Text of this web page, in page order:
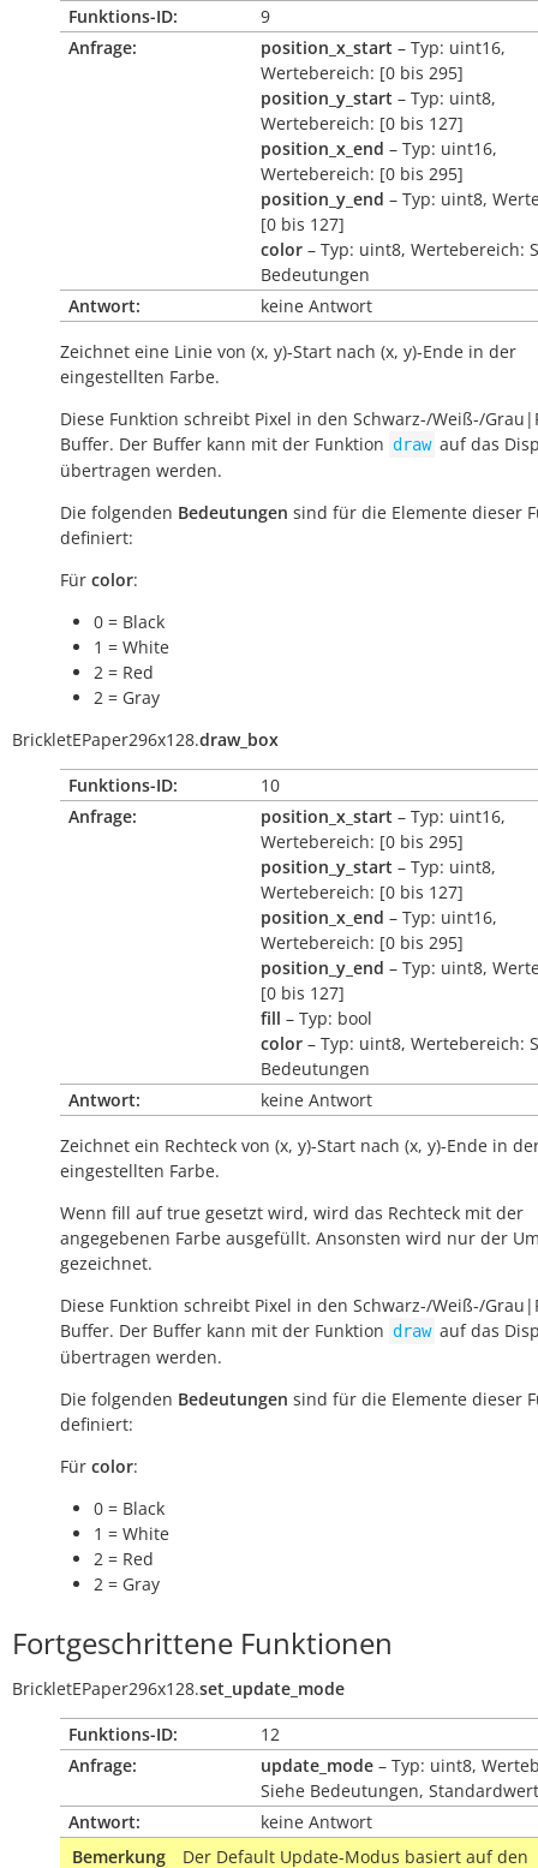
Funktions-ID:
9
Anfrage:
position_x_start – Typ: uint16,
Wertebereich: [0 bis 295]
position_y_start – Typ: uint8,
Wertebereich: [0 bis 127]
position_x_end – Typ: uint16,
Wertebereich: [0 bis 295]
position_y_end – Typ: uint8,
[0 bis 127]
color – Typ: uint8, Wertebereich:
Bedeutungen
Antwort:
keine Antwort
Zeichnet eine Linie von (x, y)-Start nach (x, y)-Ende in der
eingestellten Farbe.
Diese Funktion schreibt Pixel in den Schwarz-/Weiß-/
Buffer. Der Buffer kann mit der Funktion draw auf das
übertragen werden.
Die folgenden Bedeutungen sind für die Elemente dieser
definiert:
Für color:
0 = Black
1 = White
2 = Red
2 = Gray
BrickletEPaper296x128.draw_box
Funktions-ID:
10
Anfrage:
position_x_start – Typ: uint16,
Wertebereich: [0 bis 295]
position_y_start – Typ: uint8,
Wertebereich: [0 bis 127]
position_x_end – Typ: uint16,
Wertebereich: [0 bis 295]
position_y_end – Typ: uint8,
[0 bis 127]
fill – Typ: bool
color – Typ: uint8, Wertebereich:
Bedeutungen
Antwort:
keine Antwort
Zeichnet ein Rechteck von (x, y)-Start nach (x, y)-Ende in
eingestellten Farbe.
Wenn fill auf true gesetzt wird, wird das Rechteck mit der
angegebenen Farbe ausgefüllt. Ansonsten wird nur der
gezeichnet.
Diese Funktion schreibt Pixel in den Schwarz-/Weiß-/
Buffer. Der Buffer kann mit der Funktion draw auf das
übertragen werden.
Die folgenden Bedeutungen sind für die Elemente dieser
definiert:
Für color:
0 = Black
1 = White
2 = Red
2 = Gray
Fortgeschrittene Funktionen
BrickletEPaper296x128.set_update_mode
Funktions-ID:
12
Anfrage:
update_mode – Typ: uint8,
Siehe Bedeutungen,
Antwort:
keine Antwort
Bemerkung
Der Default Update-Modus basiert auf den